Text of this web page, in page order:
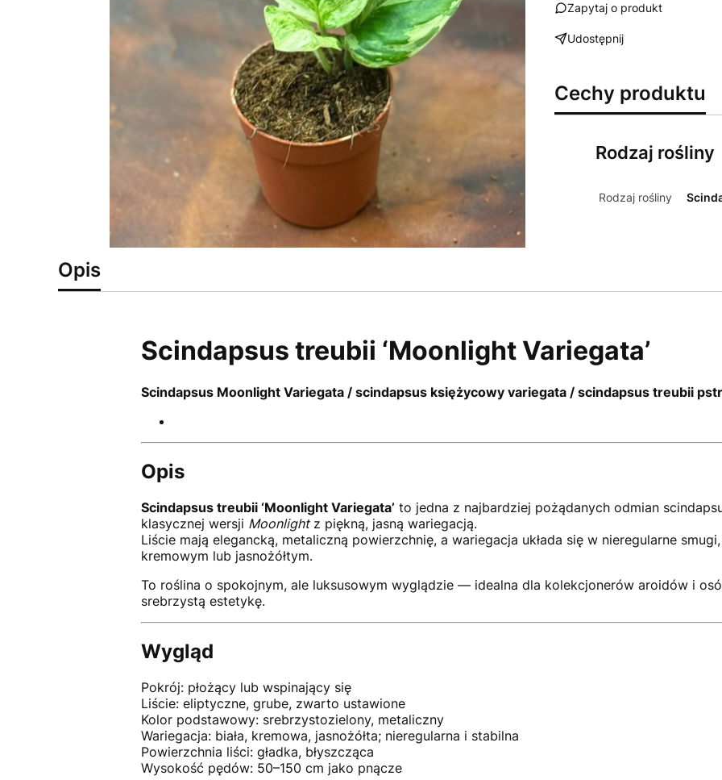
Zapytaj o produkt
Udostępnij
Cechy produktu
Rodzaj rośliny
Rodzaj rośliny
Opis
Scindapsus treubii ‘Moonlight Variegata’
Scindapsus Moonlight Variegata / scindapsus księżycowy variegata / scindapsus treubii
Opis
Scindapsus treubii ‘Moonlight Variegata’ to jedna z najbardziej pożądanych odmian
klasycznej wersji Moonlightz piękną, jasną wariegacją.
Liście mają elegancką, metaliczną powierzchnię, a wariegacja układa się w nieregularne
kremowym lub jasnożółtym.
To roślina o spokojnym, ale luksusowym wyglądzie — idealna dla kolekcjonerów aroidów i
srebrzystą estetykę.
Wygląd
Pokrój: płożący lub wspinający się
Liście: eliptyczne, grube, zwarto ustawione
Kolor podstawowy: srebrzystozielony, metaliczny
Wariegacja: biała, kremowa, jasnożółta; nieregularna i stabilna
Powierzchnia liści: gładka, błyszcząca
Wysokość pędów: 50–150 cm jako pnącze